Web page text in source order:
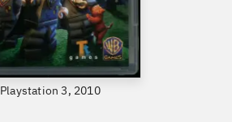
Playstation 3, 2010